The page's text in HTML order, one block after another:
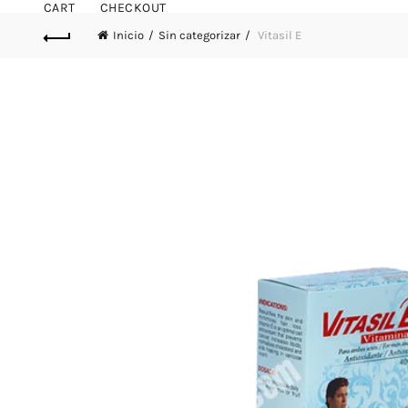
CART CHECKOUT
Inicio Sin categorizar Vitasil E